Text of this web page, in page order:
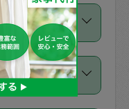
相談し、合意
要です。な
値引き等はござ
スカジさん自
います。
は最初は制限
ビューの平均
な最高額が上
います。
ード（Visa／
EXPRESS／
ます。
お願いする場